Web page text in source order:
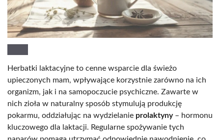
Herbatki laktacyjne to cenne wsparcie dla świeżo
upieczonych mam, wpływające korzystnie zarówno na ich
organizm, jak i na samopoczucie psychiczne. Zawarte w
nich zioła w naturalny sposób stymulują produkcję
pokarmu, oddziałując na wydzielanie prolaktyny– hormonu
kluczowego dla laktacji. Regularne spożywanie tych